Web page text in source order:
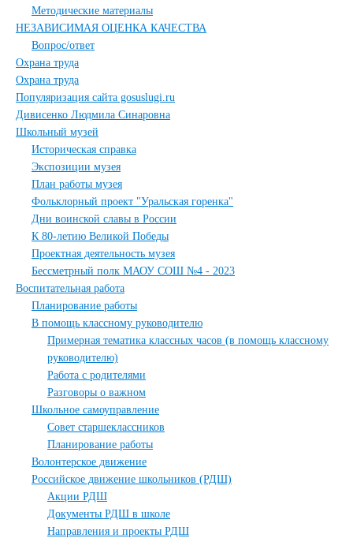
Методические материалы
НЕЗАВИСИМАЯ ОЦЕНКА КАЧЕСТВА
Вопрос/ответ
Охрана труда
Охрана труда
Популяризация сайта gosuslugi.ru
Дивисенко Людмила Синаровна
Школьный музей
Историческая справка
Экспозиции музея
План работы музея
Фольклорный проект "Уральская горенка"
Дни воинской славы в России
К 80-летию Великой Победы
Проектная деятельность музея
Бессметрный полк МАОУ СОШ №4 - 2023
Воспитательная работа
Планирование работы
В помощь классному руководителю
Примерная тематика классных часов (в помощь классному
руководителю)
Работа с родителями
Разговоры о важном
Школьное самоуправление
Совет старшеклассников
Планирование работы
Волонтерское движение
Российское движение школьников (РДШ)
Акции РДШ
Документы РДШ в школе
Направления и проекты РДШ